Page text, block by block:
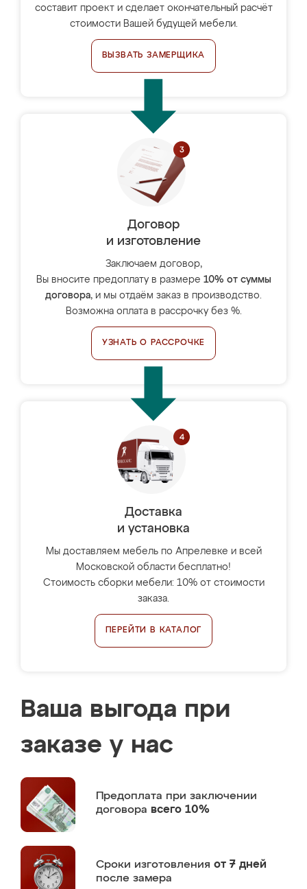
составит проект и сделает окончательный расчёт
стоимости Вашей будущей мебели.
ВЫЗВАТЬ ЗАМЕРЩИКА
Договор
и изготовление
Заключаем договор,
Вы вносите предоплату в размере 10% от суммы
договора, и мы отдаём заказ в производство.
Возможна оплата в рассрочку без %.
УЗНАТЬ О РАССРОЧКЕ
Доставка
и установка
Мы доставляем мебель по Апрелевке и всей
Московской области бесплатно!
Стоимость сборки мебели: 10% от стоимости
заказа.
ПЕРЕЙТИ В КАТАЛОГ
Ваша выгода при
заказе у нас
Предоплата при заключении
договора всего 10%
Сроки изготовления от 7 дней
после замера